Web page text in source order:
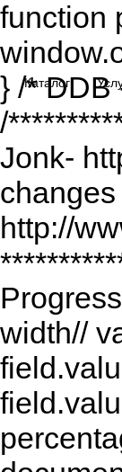
function
} /* DDB
/
Jonk-
http://
width//
Каталог